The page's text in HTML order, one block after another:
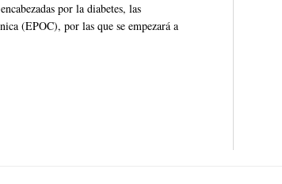
por la diabetes, las
(EPOC), por las que se empezará a